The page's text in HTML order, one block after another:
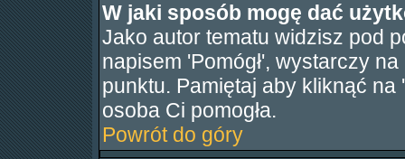
W jaki sposób mogę dać
Jako autor tematu widzisz pod
napisem 'Pomógł', wystarczy
punktu. Pamiętaj aby kliknąć na
osoba Ci pomogła.
Powrót do góry